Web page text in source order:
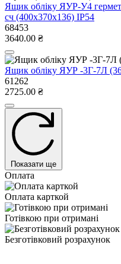
Ящик облiку ЯУР-У4
сч (400х370х136) IP54
68453
3640.00 ₴
Ящик облiку ЯУР -3Г-7Л
61262
2725.00 ₴
Показати ще
Оплата
Оплата карткой
Готівкою при отримані
Безготівковий розрахунок